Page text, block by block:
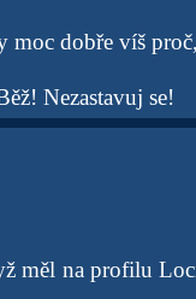
moc dobře víš
Nezastavuj se!
měl na profilu